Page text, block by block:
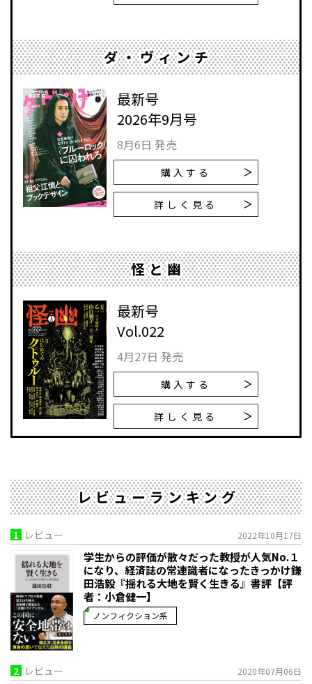
ダ・ヴィンチ
最新号
2026年9月号
8月6日 発売
購入する
詳しく見る
怪と幽
最新号
Vol.022
4月27日 発売
購入する
詳しく見る
レビューランキング
1 レビュー 2022年10月17日
学生からの評価が散々だった教授が人気No.１
になり、経済誌の常連識者になったきっかけ――鎌
田浩毅『揺れる大地を賢く生きる』書評【評
者：小倉健一】
ノンフィクション系
2 レビュー 2020年07月06日